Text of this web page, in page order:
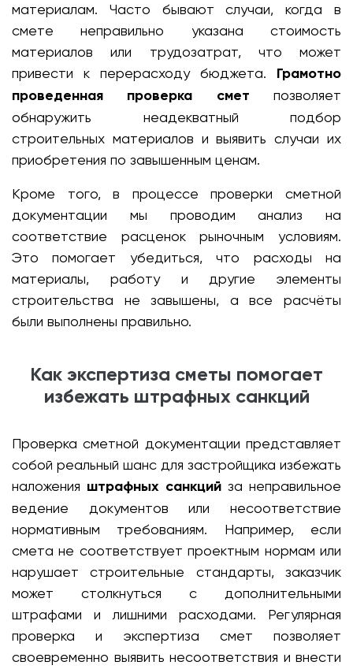
материалам. Часто бывают случаи, когда в
смете неправильно указана стоимость
материалов или трудозатрат, что может
привести к перерасходу бюджета. Грамотно
проведенная проверка смет позволяет
обнаружить неадекватный подбор
строительных материалов и выявить случаи их
приобретения по завышенным ценам.
Кроме того, в процессе проверки сметной
документации мы проводим анализ на
соответствие расценок рыночным условиям.
Это помогает убедиться, что расходы на
материалы, работу и другие элементы
строительства не завышены, а все расчёты
были выполнены правильно.
Как экспертиза сметы помогает
избежать штрафных санкций
Проверка сметной документации представляет
собой реальный шанс для застройщика избежать
наложения штрафных санкцийза неправильное
ведение документов или несоответствие
нормативным требованиям. Например, если
смета не соответствует проектным нормам или
нарушает строительные стандарты, заказчик
может столкнуться с дополнительными
штрафами и лишними расходами. Регулярная
проверка и экспертиза смет позволяет
своевременно выявить несоответствия и внести